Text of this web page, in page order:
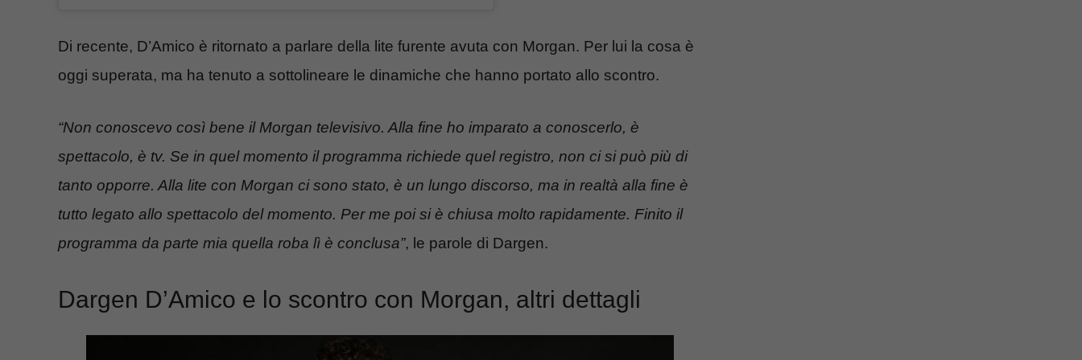
Di recente, D’Amico è ritornato a parlare della lite furente avuta con Morgan. Per lui la cosa è
oggi superata, ma ha tenuto a sottolineare le dinamiche che hanno portato allo scontro.
“Non conoscevo così bene il Morgan televisivo. Alla fine ho imparato a conoscerlo, è
spettacolo, è tv. Se in quel momento il programma richiede quel registro, non ci si può più di
tanto opporre. Alla lite con Morgan ci sono stato, è un lungo discorso, ma in realtà alla fine è
tutto legato allo spettacolo del momento. Per me poi si è chiusa molto rapidamente. Finito il
programma da parte mia quella roba lì è conclusa”, le parole di Dargen.
Dargen D’Amico e lo scontro con Morgan, altri dettagli